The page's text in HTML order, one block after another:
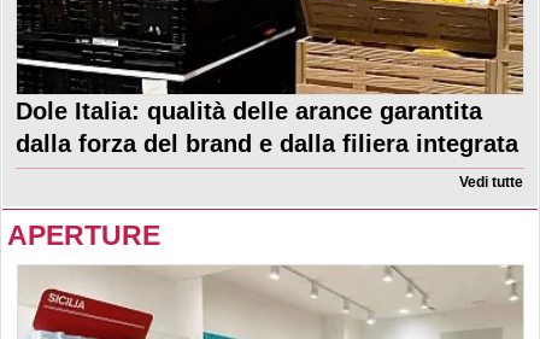
Dole Italia: qualità delle arance garantita
dalla forza del brand e dalla filiera integrata
Vedi tutte
APERTURE